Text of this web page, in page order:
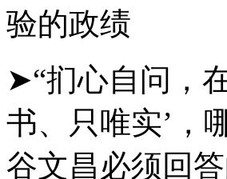
验的政绩
➤“扪心自问，
书、只唯实’，
谷文昌必须回